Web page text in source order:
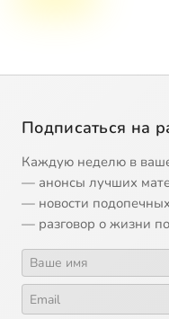
Подписаться на
Каждую неделю в
— анонсы лучших
— новости
— разговор о жизни